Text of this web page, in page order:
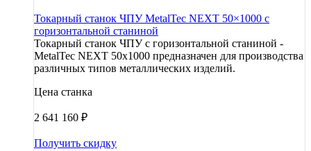
Токарный станок ЧПУ MetalTec NEXT 50×1000 с
горизонтальной станиной
Токарный станок ЧПУ с горизонтальной станиной -
MetalTec NEXT 50x1000 предназначен для производства
различных типов металлических изделий.
Цена станка
2 641 160 ₽
Получить скидку